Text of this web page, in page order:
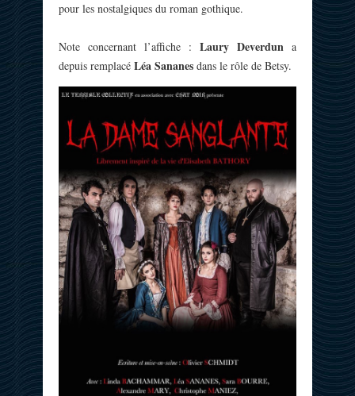
pour les nostalgiques du roman gothique.
Note concernant l’affiche : Laury Deverdun a
depuis remplacé Léa Sananes dans le rôle de Betsy.